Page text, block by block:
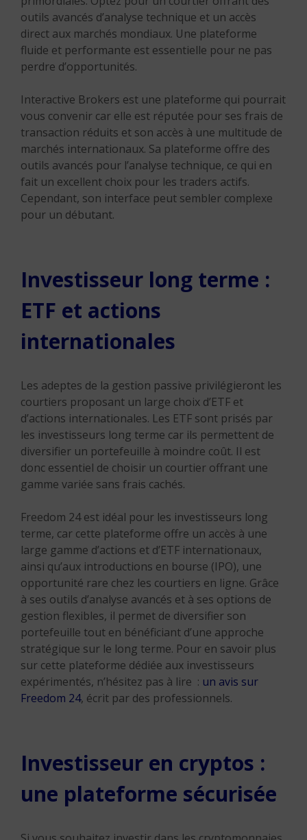
outils avancés d’analyse technique et un accès
direct aux marchés mondiaux. Une plateforme
fluide et performante est essentielle pour ne pas
perdre d’opportunités.
Interactive Brokers est une plateforme qui pourrait
vous convenir car elle est réputée pour ses frais de
transaction réduits et son accès à une multitude de
marchés internationaux. Sa plateforme offre des
outils avancés pour l’analyse technique, ce qui en
fait un excellent choix pour les traders actifs.
Cependant, son interface peut sembler complexe
pour un débutant.
Investisseur long terme :
ETF et actions
internationales
Les adeptes de la gestion passive privilégieront les
courtiers proposant un large choix d’ETF et
d’actions internationales. Les ETF sont prisés par
les investisseurs long terme car ils permettent de
diversifier un portefeuille à moindre coût. Il est
donc essentiel de choisir un courtier offrant une
gamme variée sans frais cachés.
Freedom 24 est idéal pour les investisseurs long
terme, car cette plateforme offre un accès à une
large gamme d’actions et d’ETF internationaux,
ainsi qu’aux introductions en bourse (IPO), une
opportunité rare chez les courtiers en ligne. Grâce
à ses outils d’analyse avancés et à ses options de
gestion flexibles, il permet de diversifier son
portefeuille tout en bénéficiant d’une approche
stratégique sur le long terme. Pour en savoir plus
sur cette plateforme dédiée aux investisseurs
expérimentés, n’hésitez pas à lire : un avis sur
Freedom 24, écrit par des professionnels.
Investisseur en cryptos :
une plateforme sécurisée